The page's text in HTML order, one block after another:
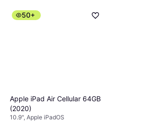
50+
Apple iPad Air Cellular 64GB
(2020)
10.9", Apple iPadOS